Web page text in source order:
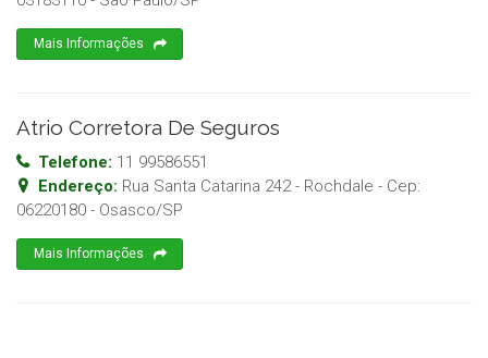
Mais Informações
Atrio Corretora De Seguros
Telefone: 11 99586551
Endereço: Rua Santa Catarina 242 - Rochdale - Cep:
06220180 - Osasco/SP
Mais Informações